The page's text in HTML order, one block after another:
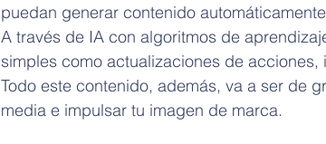
puedan generar contenido
A través de IA con algoritmos de
simples como actualizaciones de
Todo este contenido, además, va a ser de
media e impulsar tu imagen de marca.